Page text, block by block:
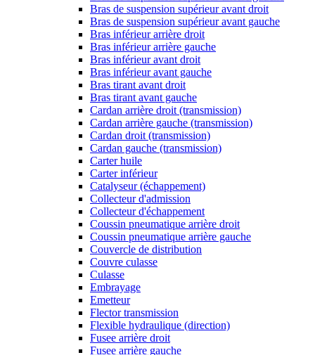
Bras de suspension supérieur avant droit
Bras de suspension supérieur avant gauche
Bras inférieur arrière droit
Bras inférieur arrière gauche
Bras inférieur avant droit
Bras inférieur avant gauche
Bras tirant avant droit
Bras tirant avant gauche
Cardan arrière droit (transmission)
Cardan arrière gauche (transmission)
Cardan droit (transmission)
Cardan gauche (transmission)
Carter huile
Carter inférieur
Catalyseur (échappement)
Collecteur d'admission
Collecteur d'échappement
Coussin pneumatique arrière droit
Coussin pneumatique arrière gauche
Couvercle de distribution
Couvre culasse
Culasse
Embrayage
Emetteur
Flector transmission
Flexible hydraulique (direction)
Fusee arrière droit
Fusee arrière gauche